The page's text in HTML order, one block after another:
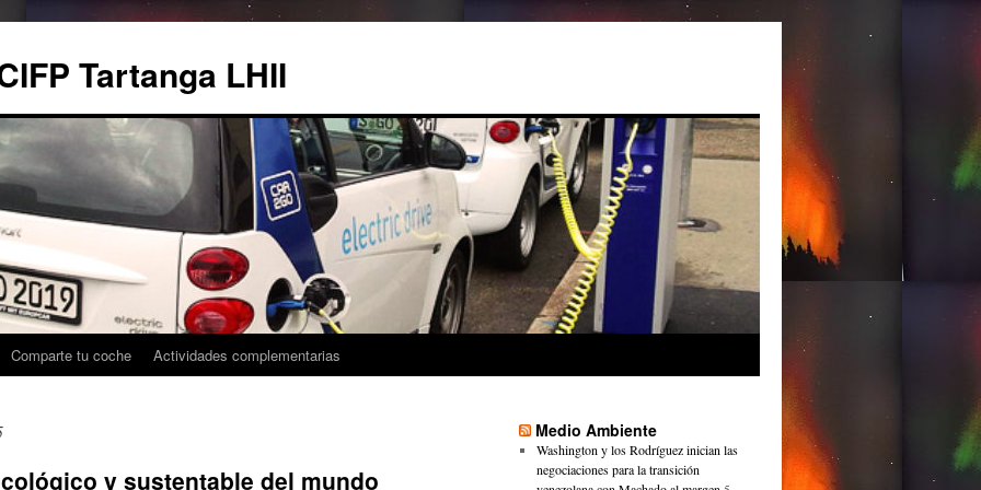
Tartanga LHII
Comparte tu coche Actividades complementarias
y sustentable del mundo
Medio Ambiente
Washington y los Rodríguez inician las
negociaciones para la transición